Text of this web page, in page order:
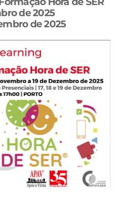
de 2025
de 2025